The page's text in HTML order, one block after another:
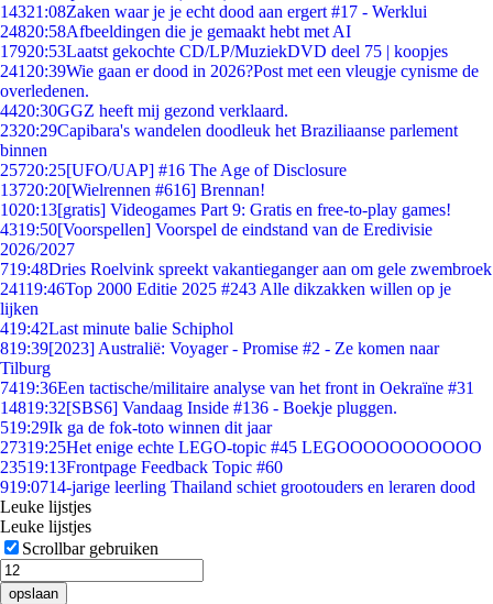
14321:08Zaken waar je je echt dood aan ergert #17 - Werklui
24820:58Afbeeldingen die je gemaakt hebt met AI
17920:53Laatst gekochte CD/LP/MuziekDVD deel 75 | koopjes
241 20:39Wie gaan er dood in 2026?Post met een vleugje cynisme de
overledenen.
4420:30GGZ heeft mij gezond verklaard.
2320:29Capibara's wandelen doodleuk het Braziliaanse parlement
binnen
25720:25[UFO/UAP] #16 The Age of Disclosure
13720:20[Wielrennen #616] Brennan!
1020:13[gratis] Videogames Part 9: Gratis en free-to-play games!
4319:50[Voorspellen] Voorspel de eindstand van de Eredivisie
2026/2027
719:48Dries Roelvink spreekt vakantieganger aan om gele zwembroek
24119:46Top 2000 Editie 2025 #243 Alle dikzakken willen op je
lijken
419:42Last minute balie Schiphol
819:39[2023] Australië: Voyager - Promise #2 - Ze komen naar
Tilburg
7419:36Een tactische/militaire analyse van het front in Oekraïne #31
14819:32[SBS6] Vandaag Inside #136 - Boekje pluggen.
519:29Ik ga de fok-toto winnen dit jaar
27319:25Het enige echte LEGO-topic #45 LEGOOOOOOOOOOO
23519:13Frontpage Feedback Topic #60
919:0714-jarige leerling Thailand schiet grootouders en leraren dood
Leuke lijstjes
Leuke lijstjes
Scrollbar gebruiken
opslaan